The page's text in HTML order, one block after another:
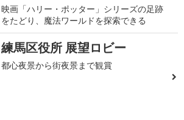
映画「ハリー・ポッター」シリーズの足跡
をたどり、魔法ワールドを探索できる
練馬区役所 展望ロビー
都心夜景から街夜景まで観賞